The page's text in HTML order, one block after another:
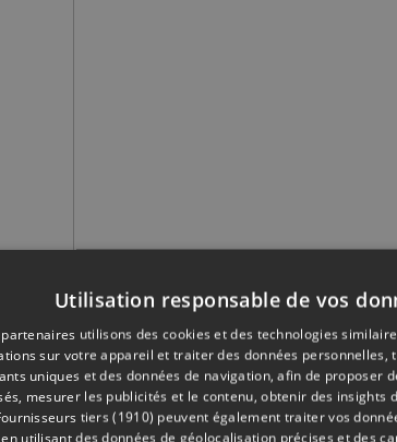
à 18h, le dimanche de 10 à 14h.
Utilisation responsable de vos
utilisons des cookies et des technologies
sur votre appareil et traiter des données personnelles,
uniques et des données de navigation, afin de proposer
mesurer les publicités et le contenu, obtenir des insights
tiers (1910) peuvent également traiter vos
utilisant des données de géolocalisation précises et des